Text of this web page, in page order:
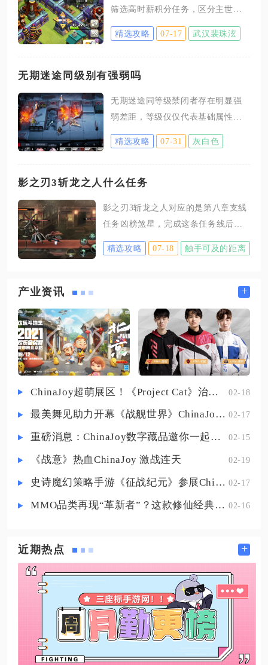
筛选高时薪积分任务，区分主世界
与夜世界分工完成，搭配低成本速
攻流派，合理利用部落支援与任务
人积分，同时配合部落成员分工快
长时间囤兵与多轮复杂进攻。任务
筛选是刷竞赛效率的核心标准，优
先锁定单次积分高、完成条件简单
限高，仅需向部落城堡申请对应超
级兵种，无需自身永久解锁，进攻
时挑选外置大本营的低杯阵型，完
精选攻略 07-17 武汉裴珠泫
无期迷途同级别有强弱吗
无期迷途同等级禁闭者存在明显强
弱差距，等级仅仅代表基础属性上
限，无法决定角色实战表现，即便
等级、阶级完全一致，多重养成要
战鸿沟，不能单凭等级评判禁闭者
级、专属烙印是制造强度差距的核
心要素。不少狂级禁闭者零枷锁仅
能发挥基础能力，解锁一枷锁后直
开启专属烙印时玩法受限，装备并
升级专烙之后才能摸到强度门槛。
除此之外，技能是否拉满也会形成
差距，同样等级的两名角色，一个
精选攻略 07-31 灰白色
影之刃3斩龙之人什么任务
影之刃3斩龙之人对应的是第八章支线
任务凶榜煞星，完成这条任务线后即
可获取斩龙之人传说上衣锻造图纸。
该任务属于剧情隐藏支线，无法自动
NPC开启，也是稳定获取这件强力输
少数限时活动可以临时获取图纸，常
规养成优先依靠支线任务解锁。想要
触发凶榜煞星支线，需要先推进主线
剧情通关第八章阎王谷区域，随后前
往阎王谷无影径地图寻找NPC八卦童
复扫荡无影径副本才有概率遇见，没
有遇见时可以直接退出副本，
精选攻略 07-18 触手可及的距离
产业资讯 +
ChinaJoy超萌展区！《Project Cat》治愈猫咪吸引一众铲屎官 02-18
最美舞见助力开幕《战舰世界》ChinaJoy首日精彩碰撞 02-17
重磅消息：ChinaJoy数字藏品邀你一起评选 02-15
《战意》热血ChinaJoy 激战连天 02-19
史诗魔幻策略手游《征战纪元》参展ChinaJoy，SLG与放置融合玩法来袭 02-17
MMO品类再现“革新者”？这款修仙经典IP产品在尝试破局 02-16
近期热点 +